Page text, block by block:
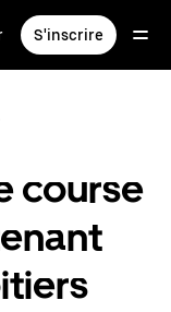
S'inscrire
course